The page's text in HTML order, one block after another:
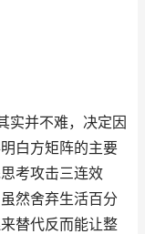
实并不难，决定因
白方矩阵的主要
考攻击三连效
然舍弃生活百分
替代反而能让整